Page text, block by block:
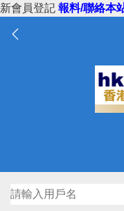
新會員登記 報料/聯絡本